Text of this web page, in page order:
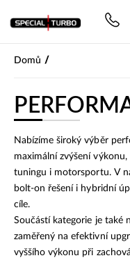
Domů /
Nabízíme široký výběr
maximální zvýšení
tuningu i motorsportu. V
bolt-on řešení i hybridní
cíle.
Součástí kategorie je také
zaměřený na efektivní
vyššího výkonu při